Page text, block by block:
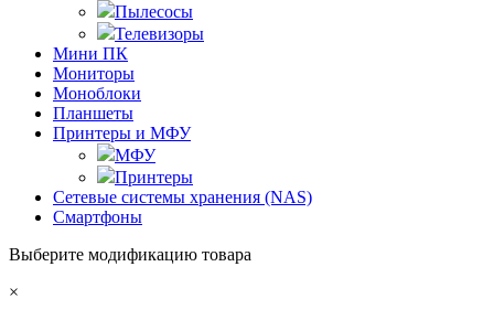
Пылесосы
Телевизоры
Мини ПК
Мониторы
Моноблоки
Планшеты
Принтеры и МФУ
МФУ
Принтеры
Сетевые системы хранения (NAS)
Смартфоны
Выберите модификацию товара
×